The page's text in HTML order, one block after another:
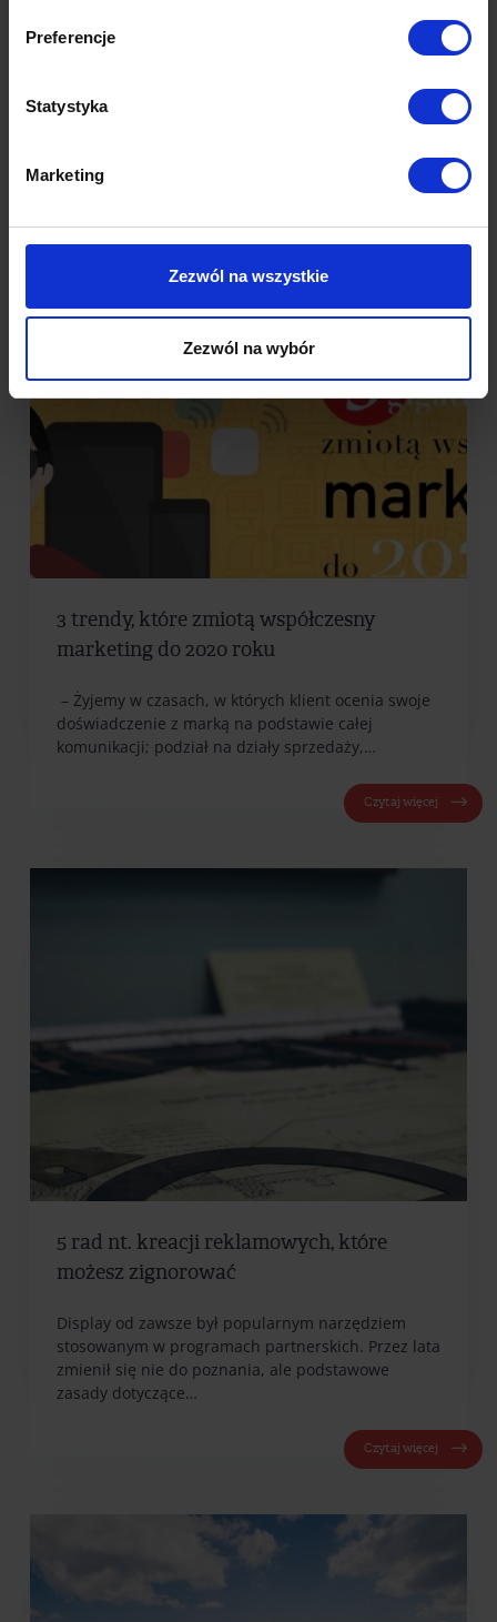
Preferencje
Statystyka
Marketing
Zezwól na wszystkie
Zezwól na wybór
przyciągania uwagi konsumentów. Czy dobrze
Czytaj więcej
3 trendy, które zmiotą współczesny
marketing do 2020 roku
– Żyjemy w czasach, w których klient ocenia swoje
doświadczenie z marką na podstawie całej
komunikacji; podział na działy sprzedaży,…
Czytaj więcej
5 rad nt. kreacji reklamowych, które
możesz zignorować
Display od zawsze był popularnym narzędziem
stosowanym w programach partnerskich. Przez lata
zmienił się nie do poznania, ale podstawowe
zasady dotyczące…
Czytaj więcej